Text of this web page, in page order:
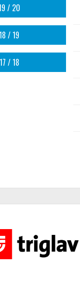
/ 20
/ 19
/ 18